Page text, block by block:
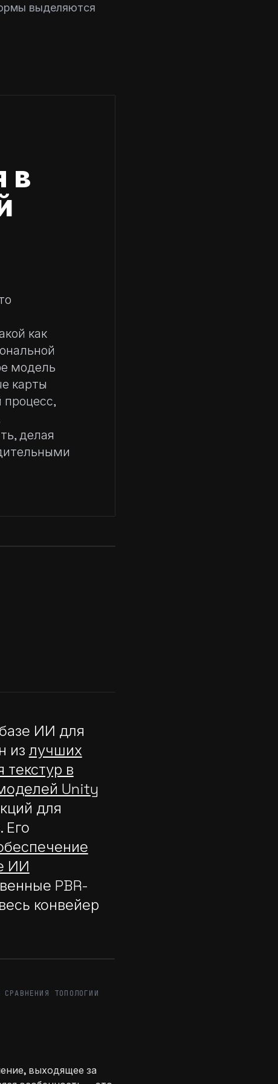
выделяются
в
как
модель
карты
делая
ИИ для
из лучших
текстур в
Unity
для
Его
ИИ
PBR-
конвейер
ТОПОЛОГИИ
выходящее за